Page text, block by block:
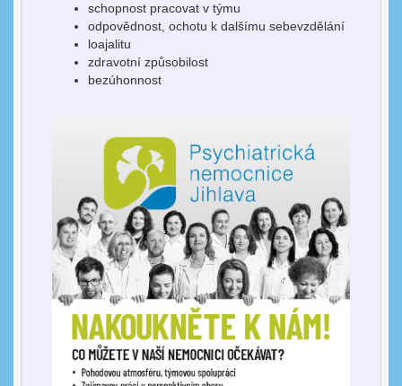
schopnost pracovat v týmu
odpovědnost, ochotu k dalšímu sebevzdělání
loajalitu
zdravotní způsobilost
bezúhonnost